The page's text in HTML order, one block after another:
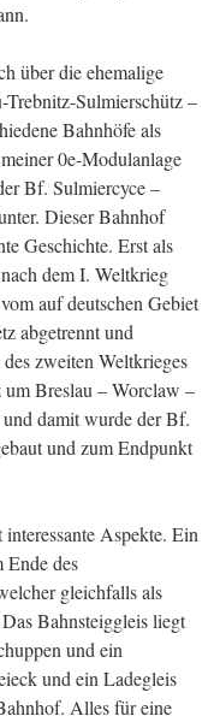
über die ehemalige
Trebnitz-Sulmierschütz –
Bahnhöfe als
0e-Modulanlage
Bf. Sulmiercyce –
Dieser Bahnhof
Geschichte. Erst als
dem I. Weltkrieg
auf deutschen Gebiet
abgetrennt und
zweiten Weltkrieges
um Breslau – Worclaw –
damit wurde der Bf.
und zum Endpunkt
Aspekte. Ein
Ende des
gleichfalls als
Bahnsteiggleis liegt
und ein
und ein Ladegleis
Alles für eine